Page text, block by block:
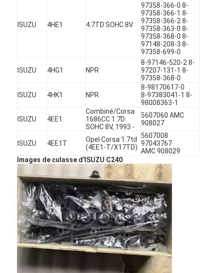
À la maison
Produits
Vidéos
À propos de nous
Visite de l'usine
Contrôle de la qualité
ISUZU 4HE1 4.7TD SOHC 8V
97358-366-0 8-
97358-366-1 8-
97358-366-2 8-
97358-363-0 8-
97358-368-0 8-
97148-208-3 8-
97358-699-0
ISUZU 4HG1 NPR
8-97146-520-2 8-
97207-131-1 8-
97358-368-0
ISUZU 4HK1 NPR
8-98170617-0
8-97383041-1 8-
98008363-1
ISUZU 4EE1
Combiné/Corsa
1686CC 1.7D
SOHC 8V, 1993 -
5607060 AMC
908027
ISUZU 4EE1T
Opel Corsa 1.7td
(4EE1-T/X17TD)
5607008
97043767
AMC 908029
Images de culasse d'ISUZU C240